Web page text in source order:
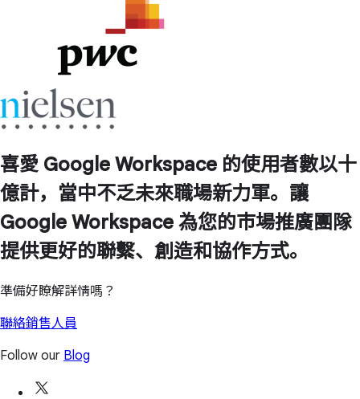
喜愛 Google Workspace 的使用者數以十
億計，當中不乏未來職場新力軍。讓
Google Workspace 為您的市場推廣團隊
提供更好的聯繫、創造和協作方式。
準備好瞭解詳情嗎？
聯絡銷售人員
Follow our Blog